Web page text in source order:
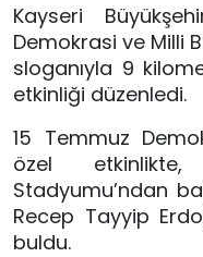
Kayseri
Demokrasi ve Milli
sloganıyla 9
etkinliği düzenledi.
15 Temmuz
özel
Stadyumu’ndan
Recep Tayyip
buldu.